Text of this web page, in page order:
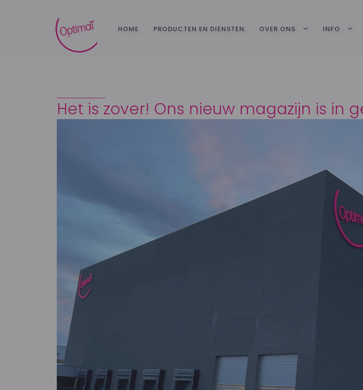
HOME PRODUCTEN EN DIENSTEN OVER ONS INFO
Het is zover! Ons nieuw magazijn is in